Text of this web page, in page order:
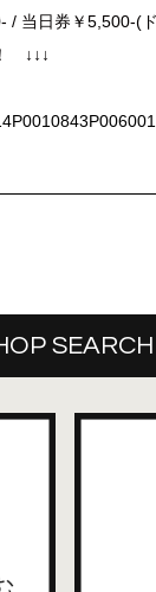
/ 当日券￥5,500-(
↓↓↓
SEARCH